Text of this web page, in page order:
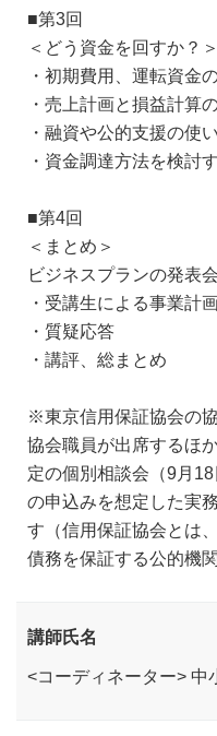
■第3回
＜どう資金を回すか？＞
・初期費用、運転資金
・売上計画と損益計算
・融資や公的支援の使
・資金調達方法を
■第4回
＜まとめ＞
ビジネスプランの発表
・受講生による事業計
・質疑応答
・講評、総まとめ
※東京信用保証協会の
協会職員が出席するほ
定の個別相談会（9月
の申込みを想定した実
す（信用保証協会とは
債務を保証する公的機関
講師氏名
<コーディネーター>